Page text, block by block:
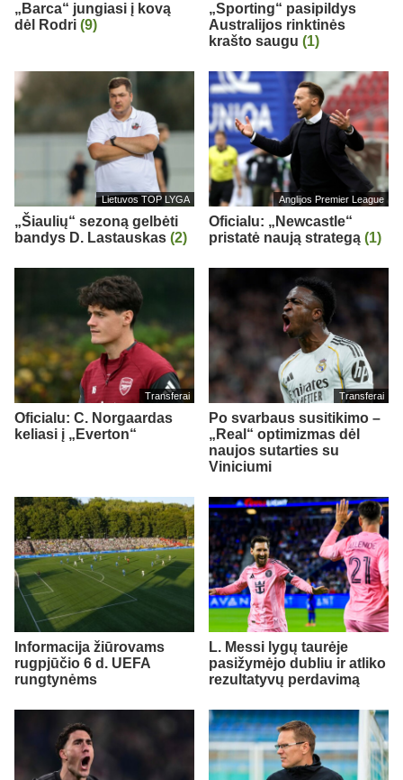
„Barca“ jungiasi į kovą
dėl Rodri (9)
„Sporting“ pasipildys
Australijos rinktinės
krašto saugu (1)
Lietuvos TOP LYGA
„Šiaulių“ sezoną gelbėti
bandys D. Lastauskas (2)
Anglijos Premier League
Oficialu: „Newcastle“
pristatė naują strategą (1)
Transferai
Oficialu: C. Norgaardas
keliasi į „Everton“
Transferai
Po svarbaus susitikimo –
„Real“ optimizmas dėl
naujos sutarties su
Viniciumi
Informacija žiūrovams
rugpjūčio 6 d. UEFA
rungtynėms
L. Messi lygų taurėje
pasižymėjo dubliu ir atliko
rezultatyvų perdavimą